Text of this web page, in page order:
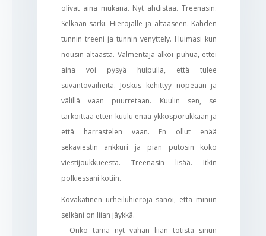
olivat aina mukana. Nyt ahdistaa. Treenasin.
Selkään särki. Hierojalle ja altaaseen. Kahden
tunnin treeni ja tunnin venyttely. Huimasi kun
nousin altaasta. Valmentaja alkoi puhua, ettei
aina voi pysyä huipulla, että tulee
suvantovaiheita. Joskus kehittyy nopeaan ja
välillä vaan puurretaan. Kuulin sen, se
tarkoittaa etten kuulu enää ykkösporukkaan ja
että harrastelen vaan. En ollut enää
sekaviestin ankkuri ja pian putosin koko
viestijoukkueesta. Treenasin lisää. Itkin
polkiessani kotiin.
Kovakätinen urheiluhieroja sanoi, että minun
selkäni on liian jäykkä.
– Onko tämä nyt vähän liian totista sinun